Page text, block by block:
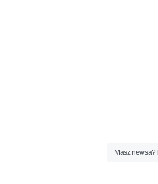
Masz newsa?